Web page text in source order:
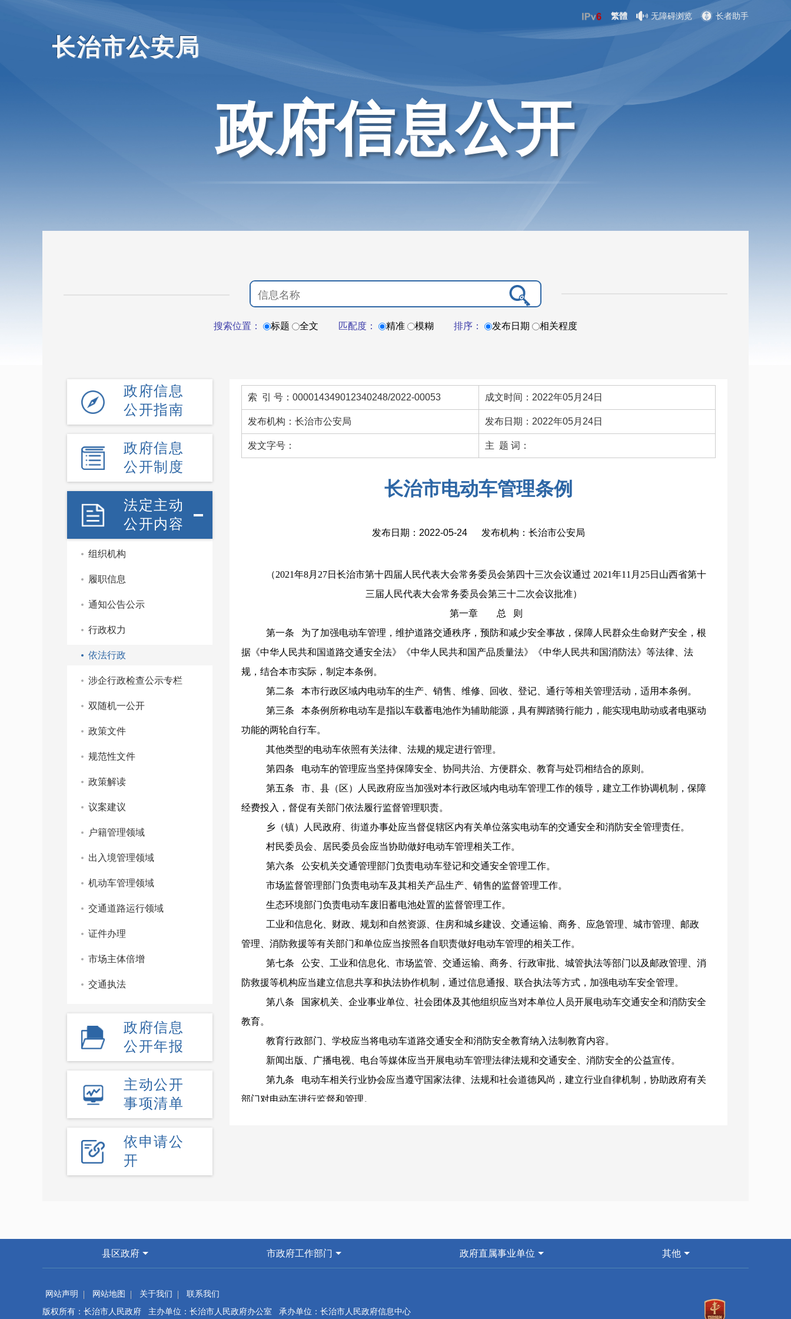
长治市公安局
繁體 无障碍浏览 长者助手
政府信息公开
搜索位置： 标题 全文 匹配度： 精准 模糊 排序： 发布日期 相关程度
政府信息
公开指南
政府信息
公开制度
法定主动
公开内容
组织机构
履职信息
通知公告公示
行政权力
依法行政
涉企行政检查公示专栏
双随机一公开
政策文件
规范性文件
政策解读
议案建议
户籍管理领域
出入境管理领域
机动车管理领域
交通道路运行领域
证件办理
市场主体倍增
交通执法
政府信息
公开年报
主动公开
事项清单
依申请公
开
索 引 号：000014349012340248/2022-00053 成文时间：2022年05月24日
发布机构：长治市公安局 发布日期：2022年05月24日
发文字号： 主 题 词：
长治市电动车管理条例
发布日期：2022-05-24 发布机构：长治市公安局
（2021年8月27日长治市第十四届人民代表大会常务委员会第四十三次会议通过 2021年11月25日山西省第十
三届人民代表大会常务委员会第三十二次会议批准）
第一章 总 则
第一条 为了加强电动车管理，维护道路交通秩序，预防和减少安全事故，保障人民群众生命财产安全，根
据《中华人民共和国道路交通安全法》《中华人民共和国产品质量法》《中华人民共和国消防法》等法律、法
规，结合本市实际，制定本条例。
第二条 本市行政区域内电动车的生产、销售、维修、回收、登记、通行等相关管理活动，适用本条例。
第三条 本条例所称电动车是指以车载蓄电池作为辅助能源，具有脚踏骑行能力，能实现电助动或者电驱动
功能的两轮自行车。
其他类型的电动车依照有关法律、法规的规定进行管理。
第四条 电动车的管理应当坚持保障安全、协同共治、方便群众、教育与处罚相结合的原则。
第五条 市、县（区）人民政府应当加强对本行政区域内电动车管理工作的领导，建立工作协调机制，保障
经费投入，督促有关部门依法履行监督管理职责。
乡（镇）人民政府、街道办事处应当督促辖区内有关单位落实电动车的交通安全和消防安全管理责任。
村民委员会、居民委员会应当协助做好电动车管理相关工作。
第六条 公安机关交通管理部门负责电动车登记和交通安全管理工作。
市场监督管理部门负责电动车及其相关产品生产、销售的监督管理工作。
生态环境部门负责电动车废旧蓄电池处置的监督管理工作。
工业和信息化、财政、规划和自然资源、住房和城乡建设、交通运输、商务、应急管理、城市管理、邮政
管理、消防救援等有关部门和单位应当按照各自职责做好电动车管理的相关工作。
第七条 公安、工业和信息化、市场监管、交通运输、商务、行政审批、城管执法等部门以及邮政管理、消
防救援等机构应当建立信息共享和执法协作机制，通过信息通报、联合执法等方式，加强电动车安全管理。
第八条 国家机关、企业事业单位、社会团体及其他组织应当对本单位人员开展电动车交通安全和消防安全
教育。
教育行政部门、学校应当将电动车道路交通安全和消防安全教育纳入法制教育内容。
新闻出版、广播电视、电台等媒体应当开展电动车管理法律法规和交通安全、消防安全的公益宣传。
第九条 电动车相关行业协会应当遵守国家法律、法规和社会道德风尚，建立行业自律机制，协助政府有关
部门对电动车进行监督和管理。
禁止销售拼装、加装、改装的电动车。
台账，并将收集的废旧铅蓄电池交由生产企业回收利用或者交由具有危险废物经营资质的单位统一处理。
县区政府 市政府工作部门 政府直属事业单位 其他
网站声明 网站地图 关于我们
联系我们
版权所有：长治市人民政府 主办单位：长治市人民政府办公室 承办单位：长治市人民政府信息中心